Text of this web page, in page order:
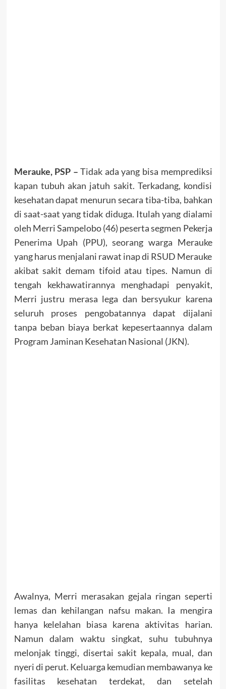
Merauke, PSP –Tidak ada yang bisa memprediksi
kapan tubuh akan jatuh sakit. Terkadang, kondisi
kesehatan dapat menurun secara tiba-tiba, bahkan
di saat-saat yang tidak diduga. Itulah yang dialami
oleh Merri Sampelobo (46) peserta segmen Pekerja
Penerima Upah (PPU), seorang warga Merauke
yang harus menjalani rawat inap di RSUD Merauke
akibat sakit demam tifoid atau tipes. Namun di
tengah kekhawatirannya menghadapi penyakit,
Merri justru merasa lega dan bersyukur karena
seluruh proses pengobatannya dapat dijalani
tanpa beban biaya berkat kepesertaannya dalam
Program Jaminan Kesehatan Nasional (JKN).
Awalnya, Merri merasakan gejala ringan seperti
lemas dan kehilangan nafsu makan. Ia mengira
hanya kelelahan biasa karena aktivitas harian.
Namun dalam waktu singkat, suhu tubuhnya
melonjak tinggi, disertai sakit kepala, mual, dan
nyeri di perut. Keluarga kemudian membawanya ke
fasilitas kesehatan terdekat, dan setelah